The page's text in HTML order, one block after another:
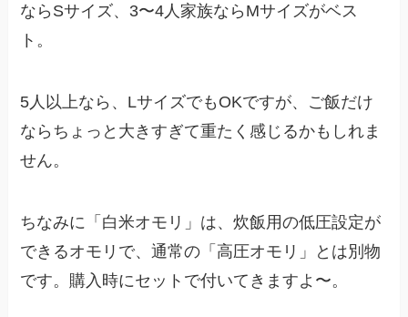
ならSサイズ、3〜4人家族ならMサイズがベス
ト。
5人以上なら、LサイズでもOKですが、ご飯だけ
ならちょっと大きすぎて重たく感じるかもしれま
せん。
ちなみに「白米オモリ」は、炊飯用の低圧設定が
できるオモリで、通常の「高圧オモリ」とは別物
です。購入時にセットで付いてきますよ〜。